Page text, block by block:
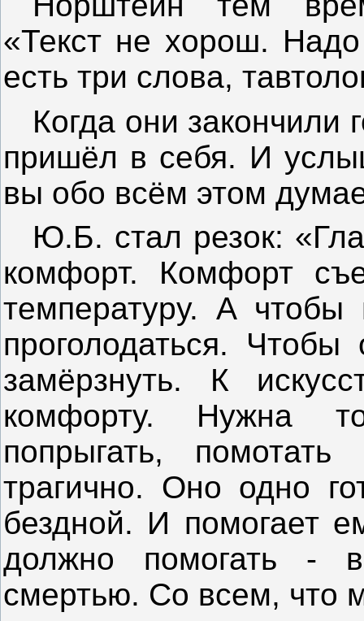
«Текст не хорош.
есть три слова,
Когда они закончили
пришёл в себя. И
вы обо всём этом
Ю.Б. стал резок:
комфорт. Комфорт
температуру. А чтобы
проголодаться.
замёрзнуть. К
комфорту. Нужна
попрыгать,
трагично. Оно одно
бездной. И помогает
должно помогать -
смертью. Со всем, что